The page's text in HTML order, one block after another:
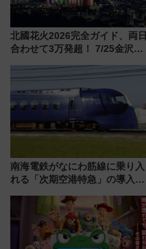
北國花火2026完全ガイド、両日
合わせて3万発超！ 7/25金沢大
会の日程・アクセス・観覧席ま
とめ（石川県）
南海電鉄がなにわ筋線に乗り入
れる「次期空港特急」の導入を
日本初の鉄道デザイン